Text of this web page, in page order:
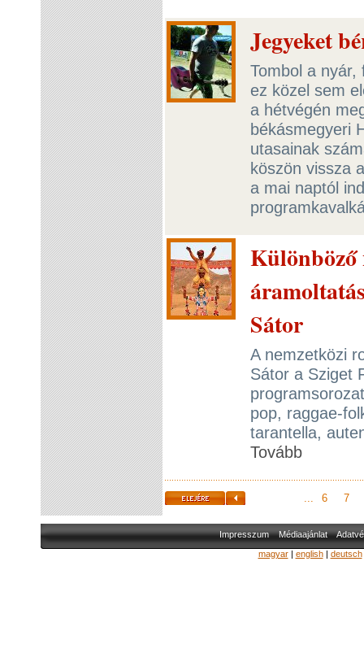
Jegyeket
Tombol a
ez közel sem
a hétvégén
békásmegyeri
utasainak
köszön vissza
a mai naptól
Különböző
Sátor
A nemzetközi
Sátor a Sziget
pop, raggae-
tarantella,
Tovább
... 6 7
Impresszum Médiaajánlat
magyar| english| deutsch